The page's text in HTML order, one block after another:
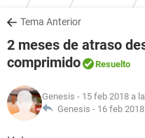
SALUD
NUTRICIÓN
Tema Anterior
2 meses de atraso
comprimido
Resuelto
Genesis - 15 feb 2018 a
Genesis - 16 feb